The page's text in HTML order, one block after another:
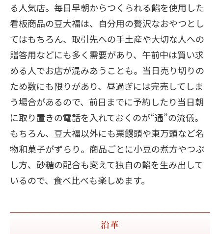
る人気店。毎日早朝からつくられる餡を使用した
看板商品の豆大福は、自分用の贅沢なおやつとし
てはもちろん、取引先への手土産や大切な人への
贈答用などにも多く需要があり、午前中は買い求
める人でお店が混みあうことも。当日売り切りの
ため数にも限りがあり、昼過ぎには完売してしま
う場合があるので、前日までに予約したり当日朝
に取り置きの電話を入れておくのが“通”の流儀。
もちろん、豆大福以外にも栗饅頭や東万頭など名
物和菓子がずらり。商品ごとに小豆の煮方やつぶ
し方、砂糖の配合も変えて独自の餡を生み出して
いるので、食べ比べも楽しめます。
沿革